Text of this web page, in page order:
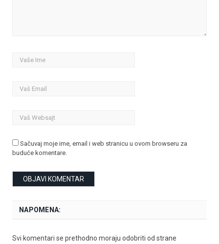
Sačuvaj moje ime, email i web stranicu u ovom browseru za
buduće komentare.
NAPOMENA:
Svi komentari se prethodno moraju odobriti od strane